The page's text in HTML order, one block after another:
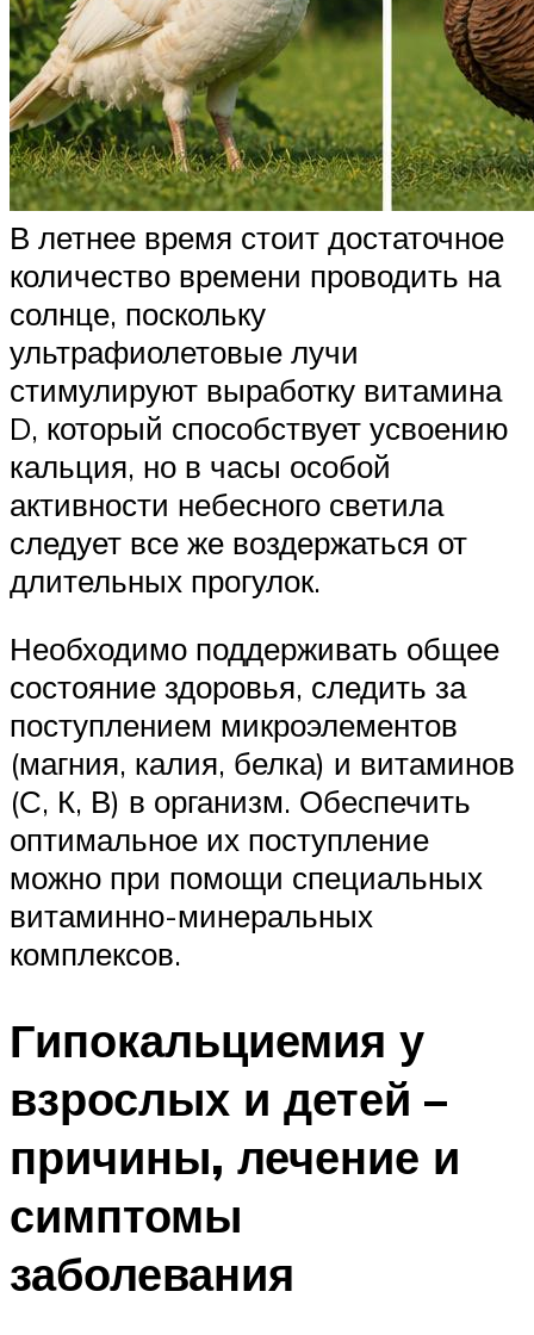
В летнее время стоит достаточное
количество времени проводить на
солнце, поскольку
ультрафиолетовые лучи
стимулируют выработку витамина
D, который способствует усвоению
кальция, но в часы особой
активности небесного светила
следует все же воздержаться от
длительных прогулок.
Необходимо поддерживать общее
состояние здоровья, следить за
поступлением микроэлементов
(магния, калия, белка) и витаминов
(С, К, В) в организм. Обеспечить
оптимальное их поступление
можно при помощи специальных
витаминно-минеральных
комплексов.
Гипокальциемия у
взрослых и детей –
причины, лечение и
симптомы
заболевания